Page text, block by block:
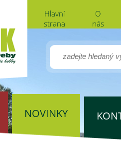
Hlavní
strana
O
nás
NOVINKY